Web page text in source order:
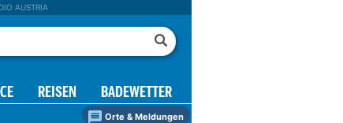
AUSTRIA
REISEN BADEWETTER
Orte & Meldungen